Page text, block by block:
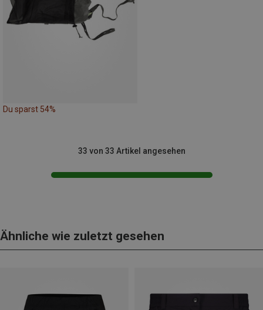
Du sparst 54%
33 von 33 Artikel angesehen
Ähnliche wie zuletzt gesehen